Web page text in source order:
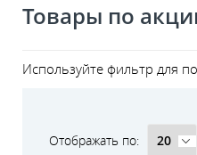
Товары по
Используйте фильтр для
Отображать по: